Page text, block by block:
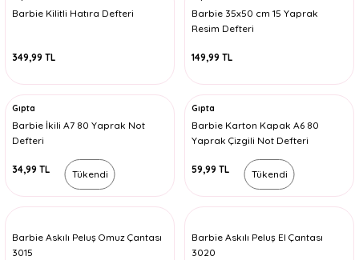
Barbie Kilitli Hatıra Defteri
349,99 TL
Barbie 35x50 cm 15 Yaprak
Resim Defteri
149,99 TL
Gıpta
Barbie İkili A7 80 Yaprak Not
Defteri
34,99 TL
Gıpta
Barbie Karton Kapak A6 80
Yaprak Çizgili Not Defteri
59,99 TL
Tükendi
Barbie Askılı Peluş Omuz Çantası
3015
Tükendi
Barbie Askılı Peluş El Çantası
3020